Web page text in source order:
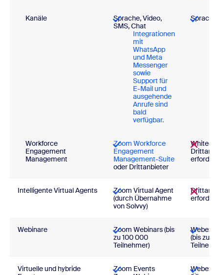
Kanäle
Sprache, Video,
SMS, Chat
Integrationen
mit
WhatsApp
und Meta
Messenger
sowie
Support für
E-Mail und
ausgehende
Anrufe sind
bald
verfügbar.
Sprache
Workforce
Engagement
Management
Zoom Workforce
Engagement
Management-Suite
oder Drittanbieter
White-
Intelligente Virtual Agents
Zoom Virtual Agent
(durch Übernahme
von Solvvy)
Webinare
Zoom Webinars (bis
zu 100 000
Teilnehmer)
Webex
(bis zu
Virtuelle und hybride
Zoom Events
Webex